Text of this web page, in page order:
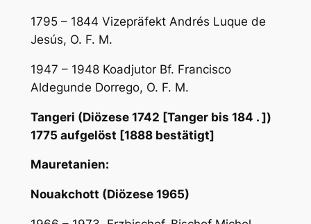
1795 – 1844 Vizepräfekt Andrés Luque de
Jesús, O. F. M.
1947 – 1948 Koadjutor Bf. Francisco
Aldegunde Dorrego, O. F. M.
Tangeri (Diözese 1742 [Tanger bis 184 . ])
1775 aufgelöst [1888 bestätigt]
Mauretanien:
Nouakchott (Diözese 1965)